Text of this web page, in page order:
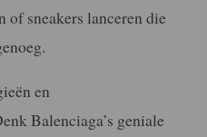
of sneakers lanceren die
en
Balenciaga’s geniale